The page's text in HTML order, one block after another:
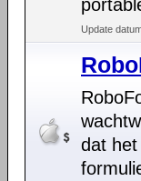
Update
dat